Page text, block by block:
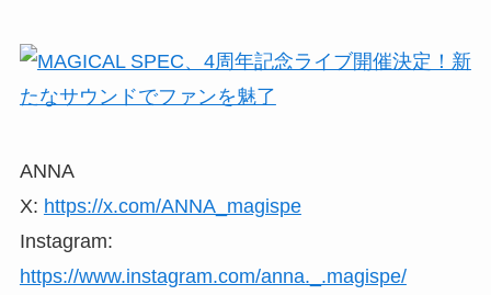
ANNA
X: https://x.com/ANNA_magispe
Instagram:
https://www.instagram.com/anna._.magispe/